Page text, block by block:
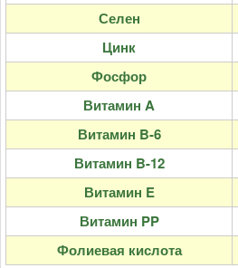
Селен
Цинк
Фосфор
Витамин A
Витамин B-6
Витамин B-12
Витамин E
Витамин PP
Фолиевая кислота